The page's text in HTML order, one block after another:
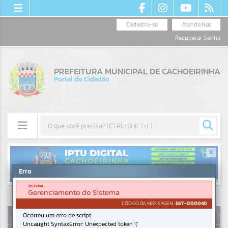
Atende.Net
Cadastre-se
Recuperar Senha
PREFEITURA MUNICIPAL DE CACHOEIRINHA
Portal do Cidadão
Resultados para""
Portais
Por favor, aguarde...
AUTOATENDIMENTO
Erro
SISTEMA
Gerenciamento do Sistema
CÓDIGO DA MENSAGEM:EST-000040
Ocorreu um erro de script:
Uncaught SyntaxError: Unexpected token '('